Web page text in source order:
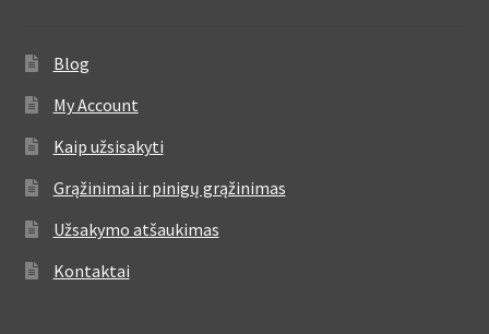
Blog
My Account
Kaip užsisakyti
Grąžinimai ir pinigų grąžinimas
Užsakymo atšaukimas
Kontaktai